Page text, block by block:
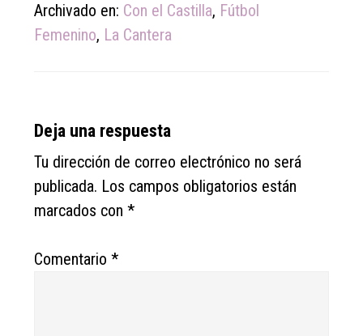
Archivado en: Con el Castilla, Fútbol
Femenino, La Cantera
Reader
Interactions
Deja una respuesta
Tu dirección de correo electrónico no será
publicada. Los campos obligatorios están
marcados con*
Comentario*